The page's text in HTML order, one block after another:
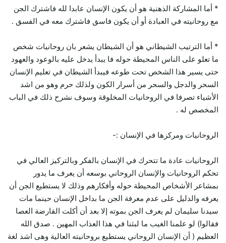
* أما المشاركة الذهنية هو أن يكون الإنسان عابدا لله فاشترك الجن
مع روحانيته في العبادة أو أن يكون فاسق فاشترك معه في الفسق .
* أما الترتيب الشيطاني هو أن الشيطان يشعر بان روحانيات شخص
ما تعلو على الناس المحيطة حوله فا يبدأ يدخل عليه بالوعود والعهود
حتى يسير هذا الشخص تحت طوعه فيبدأ الشيطان في تعليم الإنسان
السحر والدجل والسحر من أسرار الكون ولذلك حرم وهو من اشد
الأشياء تصرفا في الروحانيات المخلوقة وسوف نشرح ذلك في الباب
المخصص له .
الروحانيات ومركزها في الإنسان :-
الروحانيات عادة ما تتحرك في الإنسان بالفكر وبالتركيز العالي في
تحكم الروحانيات والإنسان الروحاني بوسعه أن يعرف ما يدور
بمشاعر الأشخاص المحيطة حوله وأفكارهم وذلك لا يستطيع الجن أن
يعرفه والدليل على عدم معرفة الجن ما بداخل الإنسان حينما مات
سيدنا سليمان لم يعرف الجن بموته إلا بعد أن أكلت القارضة العصا
فقالوا) لو علمنا الغيب ما لبثنا في هذا العذاب المهين . صدق الله
العظيم ( أن الإنسان الروحاني يستطيع بروحانيته العالية وهى اشد لغة